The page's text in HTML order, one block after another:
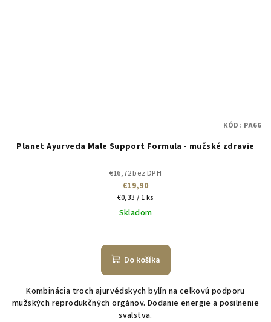
Planet Ayurveda Male Support Formula - mužské zdravie
€16,72 bez DPH
€19,90
Jednotková
cena:
€0,33 / 1 ks
Skladom
Do košíka
Kombinácia troch ajurvédskych bylín na celkovú podporu
mužských reprodukčných orgánov. Dodanie energie a posilnenie
svalstva.
KÓD: PA66